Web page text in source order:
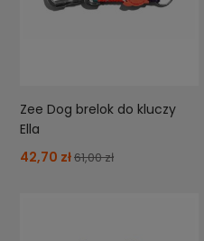
Zee Dog brelok do kluczy
Ella
42,70 zł61,00 zł